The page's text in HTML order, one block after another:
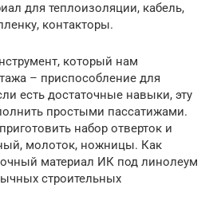
для теплоизоляции, кабель,
контакторы.
который нам
– приспособление для
есть достаточные навыки, эту
простыми пассатижами.
набор отверток и
молоток, ножницы. Как
материал ИК под линолеум
строительных